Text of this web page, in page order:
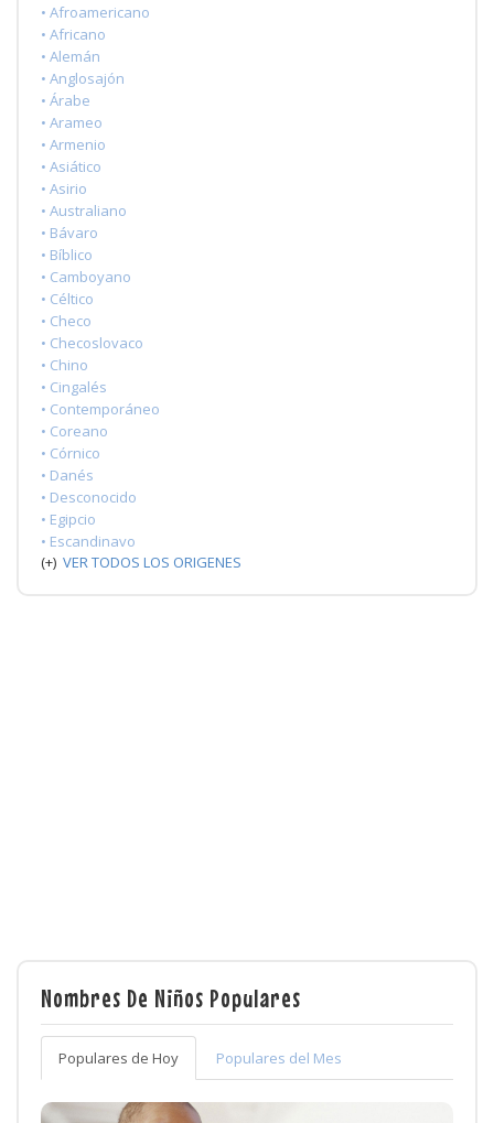
• Afroamericano
• Africano
• Alemán
• Anglosajón
• Árabe
• Arameo
• Armenio
• Asiático
• Asirio
• Australiano
• Bávaro
• Bíblico
• Camboyano
• Céltico
• Checo
• Checoslovaco
• Chino
• Cingalés
• Contemporáneo
• Coreano
• Córnico
• Danés
• Desconocido
• Egipcio
• Escandinavo
(+) VER TODOS LOS ORIGENES
Nombres De Niños Populares
Populares de Hoy Populares del Mes